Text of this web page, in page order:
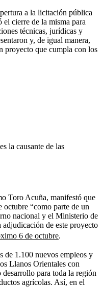
a la licitación pública
cierre de la misma para
técnicas, jurídicas y
y, de igual manera,
proyecto que cumpla con los
la causante de las
Toro Acuña, manifestó que
octubre “como parte de un
nacional y el Ministerio de
de este proyecto
6 de octubre.
de 1.100 nuevos empleos y
Llanos Orientales con
para toda la región
agrícolas. Así, en el